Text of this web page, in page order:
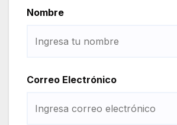
Nombre
Correo Electrónico